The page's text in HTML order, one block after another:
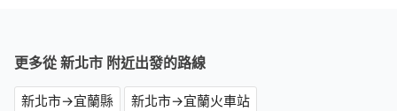
更多從 新北市 附近出發的路線
新北市→宜蘭縣
新北市→宜蘭火車站